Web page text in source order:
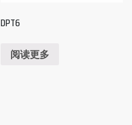
DPT6
阅读更多